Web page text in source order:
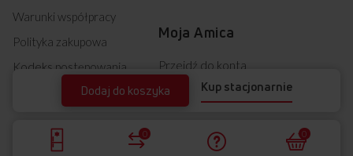
0 0
Dodaj do koszyka Kup stacjonarnie
Warunki współpracy
Polityka zakupowa
Kodeks postępowania
Moja Amica
Przejdź do konta
Newsletter
Wypis z Newslettera